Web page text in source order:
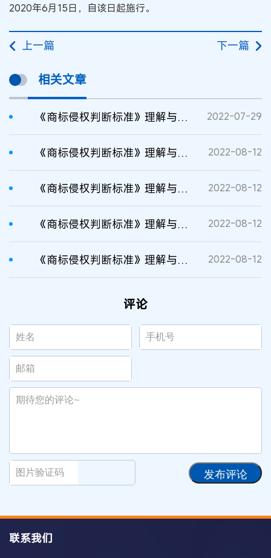
2020年6月15日，自该日起施行。
上一篇 下一篇
相关文章
《商标侵权判断标准》理解与适用（一） 2022-07-29
《商标侵权判断标准》理解与适用（三） 2022-08-12
《商标侵权判断标准》理解与适用（二） 2022-08-12
《商标侵权判断标准》理解与适用（五） 2022-08-12
《商标侵权判断标准》理解与适用（八） 2022-08-12
评论
发布评论
联系我们